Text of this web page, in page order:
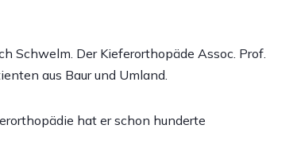
zum
und
Schlafapnoe
Schwelm. Der Kieferorthopäde Assoc. Prof.
aus Baur und Umland.
hat er schon hunderte